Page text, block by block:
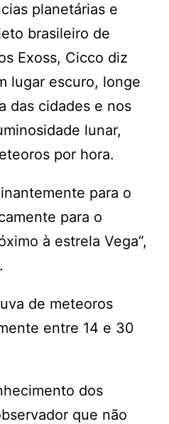
planetárias e
brasileiro de
Exoss, Cicco diz
lugar escuro, longe
das cidades e nos
lunar,
por hora.
para o
para o
à estrela Vega”,
de meteoros
entre 14 e 30
dos
que não